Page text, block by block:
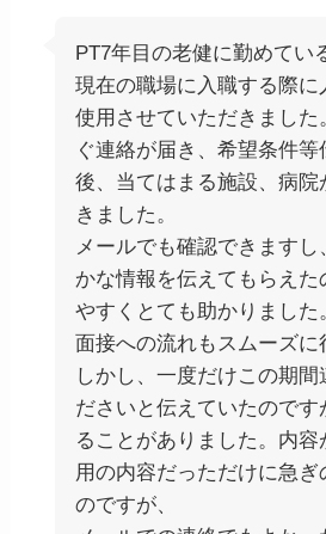
PT7年目の老健に勤めてい
現在の職場に入職する際に
使用させていただきました
ぐ連絡が届き、希望条件
後、当てはまる施設、病院
きました。
メールでも確認できますし
かな情報を伝えてもらえた
やすくとても助かりました
面接への流れもスムーズに
しかし、一度だけこの期間
ださいと伝えていたのです
ることがありました。内容
用の内容だっただけに急ぎ
のですが、